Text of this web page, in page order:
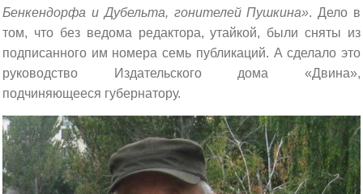
Бенкендорфа и Дубельта, гонителей Пушкина». Дело в
том, что без ведома редактора, утайкой, были сняты из
подписанного им номера семь публикаций. А сделало это
руководство Издательского дома «Двина»,
подчиняющееся губернатору.